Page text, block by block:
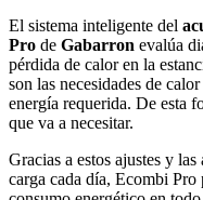
El sistema inteligente del
Pro de Gabarron evalúa
pérdida de calor en la
son las necesidades de
energía requerida. De esta
que va a necesitar.
Gracias a estos ajustes y
carga cada día, Ecombi Pro